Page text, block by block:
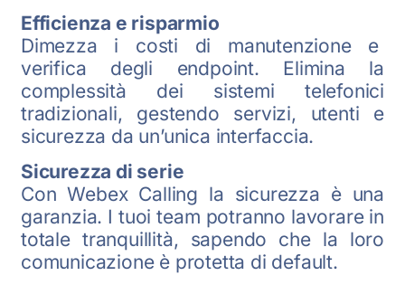
Efficienza e risparmio
Dimezza i costi di manutenzione e
verifica degli endpoint. Elimina la
complessità dei sistemi telefonici
tradizionali, gestendo servizi, utenti e
sicurezza da un’unica interfaccia.
Sicurezza di serie
Con Webex Calling la sicurezza è una
garanzia. I tuoi team potranno lavorare in
totale tranquillità, sapendo che la loro
comunicazione è protetta di default.